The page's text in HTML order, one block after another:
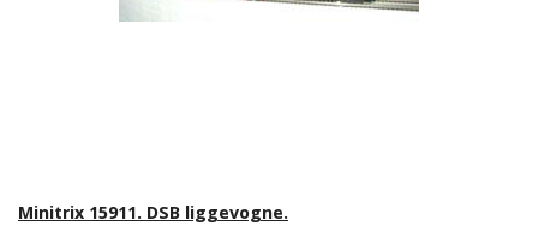
Minitrix 15911. DSB liggevogne.